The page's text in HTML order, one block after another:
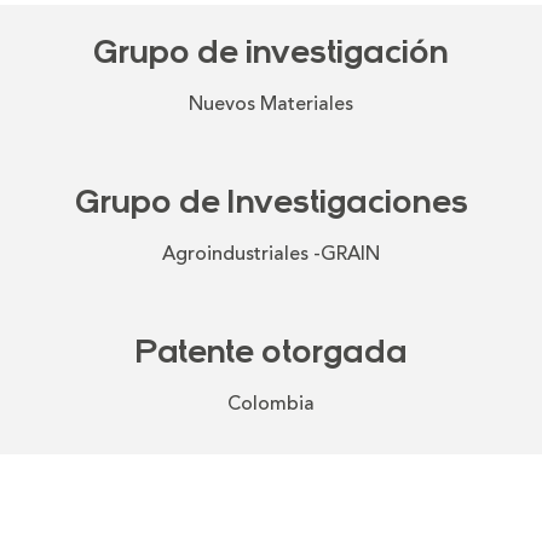
Grupo de investigación
Nuevos Materiales
Grupo de Investigaciones
Agroindustriales -GRAIN
Patente otorgada
Colombia